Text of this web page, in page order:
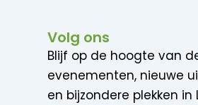
Volg ons
Blijf op de hoogte van
evenementen, nieuwe
en bijzondere plekken in